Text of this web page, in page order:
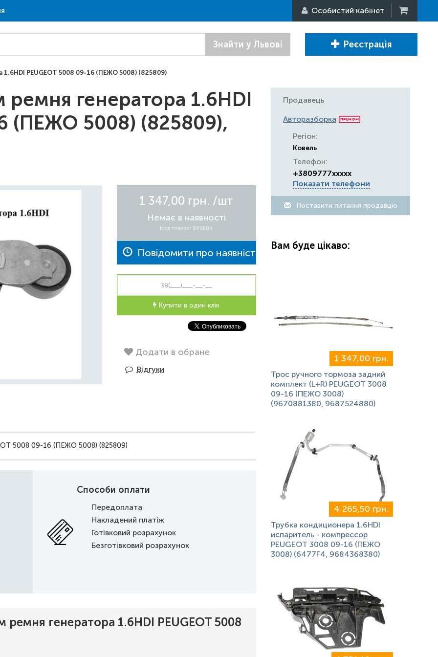
Особистий кабінет
Знайти у Львові Реєстрація
1.6HDI PEUGEOT 5008 09-16 (ПЕЖО 5008) (825809)
генератора 1.6HDI
(ПЕЖО 5008) (825809),
1 347,00 грн. /шт
Немає в наявності
Код товара: 825809
Повідомити про наявність
Купити в один клік
Додати в обране
Відгуки
5008 09-16 (ПЕЖО 5008) (825809)
Способи оплати
Передоплата
Накладений платіж
Готівковий розрахунок
Безготівковий розрахунок
генератора 1.6HDI PEUGEOT 5008
Продавець
Авторазборка
Регіон:
Ковель
Телефон:
+3809777xxxxx
Показати телефони
Поставити питання продавцю
Вам буде цікаво:
1 347,00 грн.
Трос ручного тормоза задний
комплект (L+R) PEUGEOT 3008
09-16 (ПЕЖО 3008)
(9670881380, 9687524880)
4 265,50 грн.
Трубка кондиционера 1.6HDI
испаритель - компрессор
PEUGEOT 3008 09-16 (ПЕЖО
3008) (6477F4, 9684368380)